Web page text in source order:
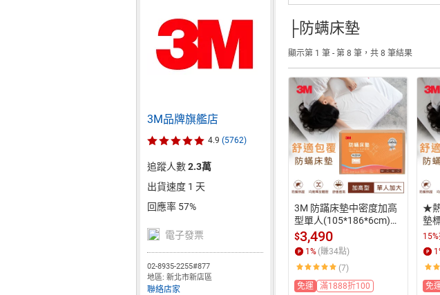
├防螨床墊
顯示第 1 筆 - 第 8 筆，共 8 筆結果
3M 防蹣床墊中密度加高
型單人(105*186*6cm)｜
IBT防蹣認證｜台灣製造
｜免運★3M 迎新送舊 ★
299起免運
$3,490
1% (賺34點)
(7)
免運
滿1888折100
★
墊
新
1
免
3M品牌旗艦店
4.9 (5762)
追蹤人數2.3萬
出貨速度 1 天
回應率 57%
電子發票
02-8935-2255#877
地區: 新北市新店區
聯絡店家